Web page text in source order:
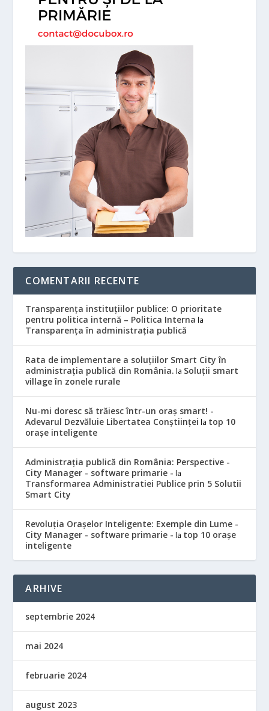
COMENTARII RECENTE
Transparența instituțiilor publice: O prioritate
pentru politica internă – Politica Interna la
Transparența în administrația publică
Rata de implementare a soluțiilor Smart City în
administrația publică din România. la Soluții smart
village în zonele rurale
Nu-mi doresc să trăiesc într-un oraș smart! -
Adevarul Dezvăluie Libertatea Conștiinței la top 10
orașe inteligente
Administrația publică din România: Perspective -
City Manager - software primarie - la
Transformarea Administratiei Publice prin 5 Solutii
Smart City
Revoluția Orașelor Inteligente: Exemple din Lume -
City Manager - software primarie - la top 10 orașe
inteligente
ARHIVE
septembrie 2024
mai 2024
februarie 2024
august 2023